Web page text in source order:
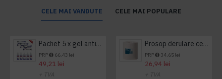
CELE MAI VANDUTE CELE MAI POPULARE
Pachet 5 x gel antibacterian 50ml si 3 x Servetele antibacteriene 48 buc Hygienium
PRP 66,43 lei
49,21 lei
+ TVA
Prosop derulare centrala 1 pliu, 300 m Tork
PRP 34,65 lei
26,94 lei
+ TVA